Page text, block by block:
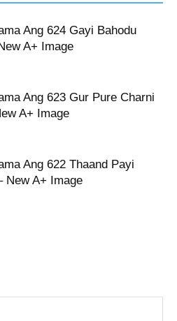
Ang 624 Gayi Bahodu
A+ Image
Ang 623 Gur Pure Charni
A+ Image
Ang 622 Thaand Payi
New A+ Image